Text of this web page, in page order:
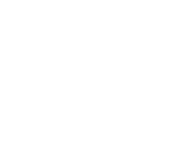
erst ein